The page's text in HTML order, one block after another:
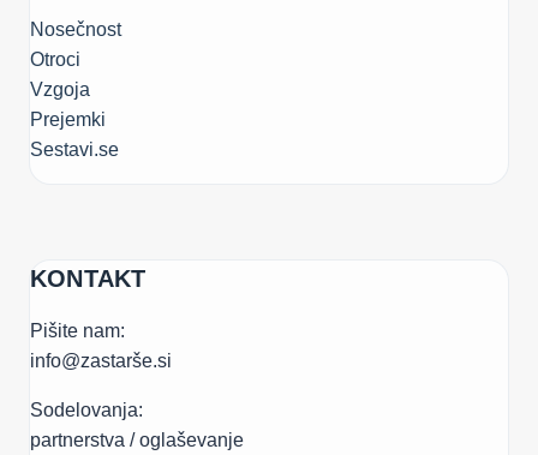
Nosečnost
Otroci
Vzgoja
Prejemki
Sestavi.se
KONTAKT
Pišite nam:
info@zastarše.si
Sodelovanja:
partnerstva / oglaševanje